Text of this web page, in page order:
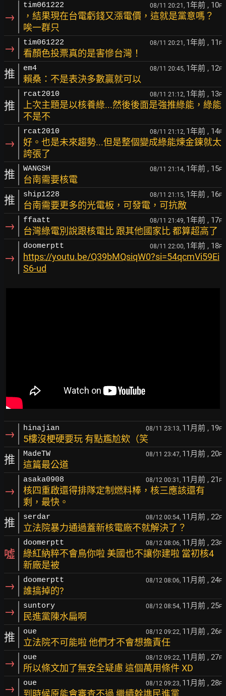
→
tim061222 08/11 20:21, 1年前 , 10F
，結果現在台電虧錢又漲電價，這就是黨意嗎？
唉一群只
→ tim061222 08/11 20:21, 1年前 , 11 F
看顏色投票真的是害慘台灣！
推 em4 08/11 20:45, 1年前 , 12F
賴桑：不是表決多數贏就可以
推
rcat2010 08/11 21:12, 1年前 , 13F
上次主題是以核養綠...然後後面是強推綠能，綠能
不是不
→
rcat2010 08/11 21:12, 1年前 , 14F
好。也是未來趨勢...但是整個變成綠能煉金鍊就太
誇張了
推 WANGSH 08/11 21:14, 1年前 , 15F
台南需要核電
推 ship1228 08/11 21:15, 1年前 , 16F
台南需要更多的光電板，可發電，可抗敵
→ ffaatt 08/11 21:49, 1年前 , 17F
台灣綠電別說跟核電比 跟其他國家比 都算超高了
→
doomerptt 08/11 22:00, 1年前 , 18F
https://youtu.be/Q39bMQsiqW0?si=54qcmVi59Ei
S6-ud
→ hinajian 08/11 23:13, 11月前 , 19F
5樓沒梗硬要玩 有點尷尬欸（笑
推 MadeTW 08/11 23:47, 11月前 , 20F
這篇最公道
→
asaka0908 08/12 00:31, 11月前 , 21 F
核四重啟還得排隊定制燃料棒，核三應該還有
剩，最快。
推 serdar 08/12 00:54, 11月前 , 22F
立法院暴力通過蓋新核電廠不就解決了？
噓
doomerptt 08/12 08:06, 11月前 , 23F
綠紅納粹不會鳥你啦 美國也不讓你建啦 當初核4
新廠是被
→ doomerptt 08/12 08:06, 11月前 , 24F
誰搞掉的?
→ suntory 08/12 08:54, 11月前 , 25F
民進黨陳水扁啊
推 oue 08/12 09:22, 11月前 , 26F
立法院不可能啦 他們才不會想擔責任
→ oue 08/12 09:22, 11月前 , 27F
所以條文加了無安全疑慮 這個萬用條件 XD
→ oue 08/12 09:23, 11月前 , 28F
到時候原能會審查不過 繼續幹譙民進黨